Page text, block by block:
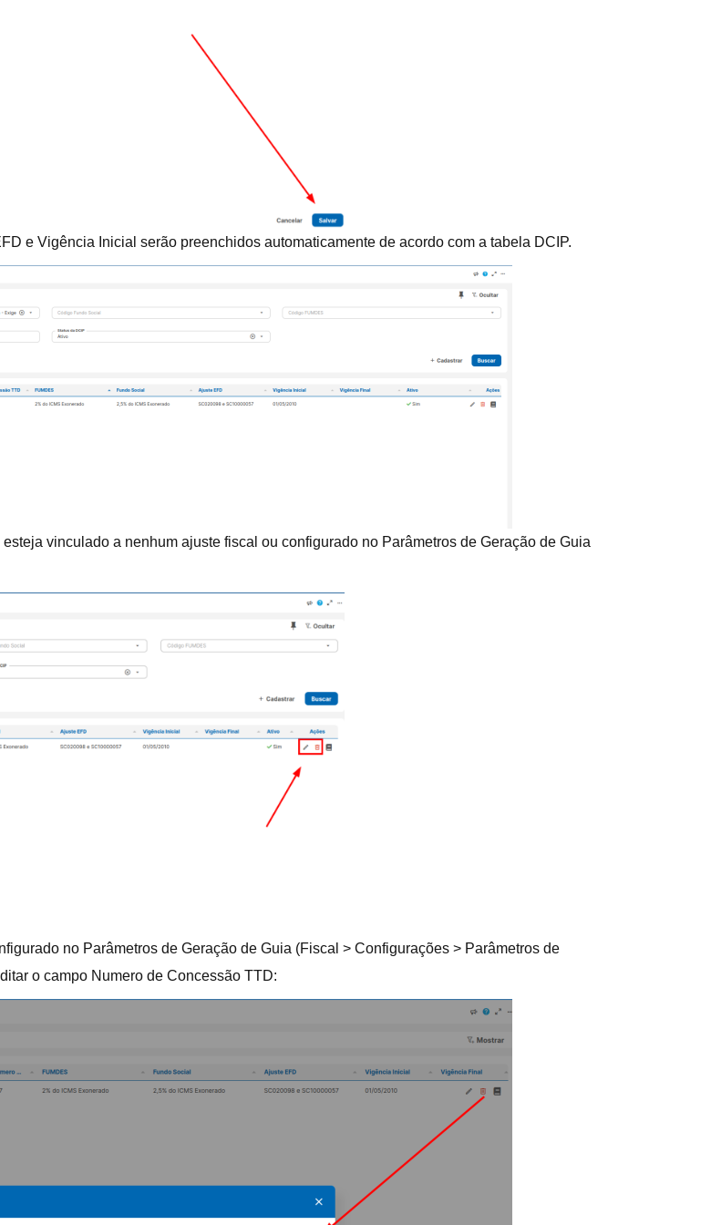
e Vigência Inicial serão preenchidos automaticamente de acordo com a tabela DCIP.
vinculado a nenhum ajuste fiscal ou configurado no Parâmetros de Geração de Guia
no Parâmetros de Geração de Guia (Fiscal > Configurações > Parâmetros de
o campo Numero de Concessão TTD: